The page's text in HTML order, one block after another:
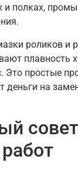
и полках,
роликов и
плавность
Это простые
деньги на